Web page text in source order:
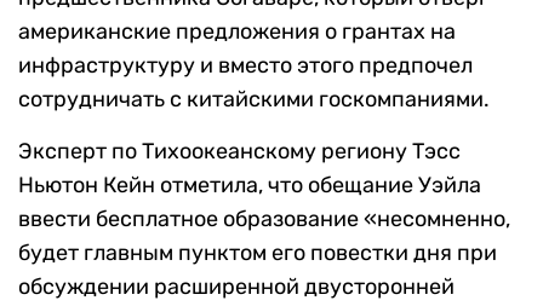
американские предложения о грантах на
инфраструктуру и вместо этого предпочел
сотрудничать с китайскими госкомпаниями.
Эксперт по Тихоокеанскому региону Тэсс
Ньютон Кейн отметила, что обещание Уэйла
ввести бесплатное образование «несомненно,
будет главным пунктом его повестки дня при
обсуждении расширенной двусторонней